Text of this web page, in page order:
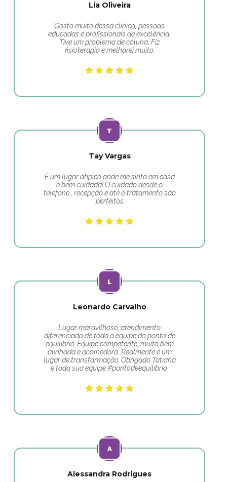
Lia Oliveira
Gosto muito dessa clínica, pessoas
educadas e profissionais de excelência.
Tive um problema de coluna, Fiz
fisioterapia e melhorei muito.
Tay Vargas
É um lugar atípico onde me sinto em casa
e bem cuidada! O cuidado desde o
telefone , recepção e até o tratamento são
perfeitos
Leonardo Carvalho
Lugar maravilhoso, atendimento
diferenciado de toda a equipe do ponto de
equilíbrio. Equipe competente, muito bem
alinhada e acolhedora. Realmente é um
lugar de transformação. Obrigado Tatiana
e toda sua equipe #pontodeequilibrio.
Alessandra Rodrigues